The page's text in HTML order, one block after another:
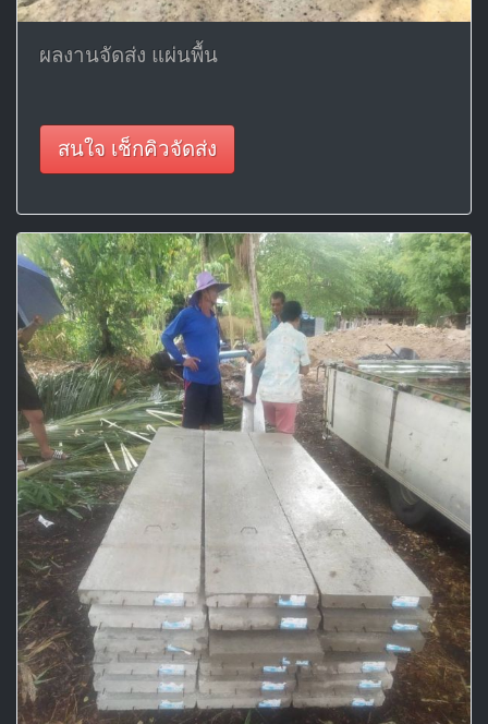
ผลงานจัดส่ง แผ่นพื้น
สนใจ เช็กคิวจัดส่ง